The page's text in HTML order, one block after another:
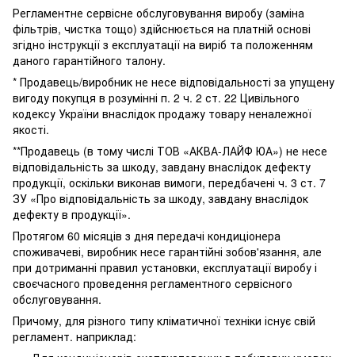
Регламентне сервісне обслуговування виробу (заміна
фільтрів, чистка тощо) здійснюється на платній основі
згідно інструкції з експлуатації на виріб та положенням
даного гарантійного талону.
* Продавець/виробник не несе відповідальності за упущену
вигоду покупця в розумінні п. 2 ч. 2 ст. 22 Цивільного
кодексу України внаслідок продажу товару неналежної
якості.
**Продавець (в тому числі ТОВ «АКВА-ЛАЙФ ЮА») не несе
відповідальність за шкоду, завдану внаслідок дефекту
продукції, оскільки виконав вимоги, передбачені ч. 3 ст. 7
ЗУ «Про відповідальність за шкоду, завдану внаслідок
дефекту в продукції».
Протягом 60 місяців з дня передачі кондиціонера
споживачеві, виробник несе гарантійні зобов'язання, але
при дотриманні правил установки, експлуатації виробу і
своєчасного проведення регламентного сервісного
обслуговування.
Причому, для різного типу кліматичної техніки існує свій
регламент. наприклад: